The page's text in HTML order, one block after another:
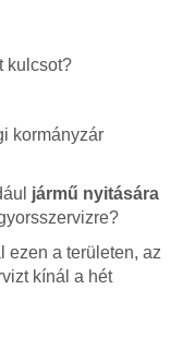
kulcsot?
kormányzár
jármű nyitására
ezen a területen, az
kínál a hét